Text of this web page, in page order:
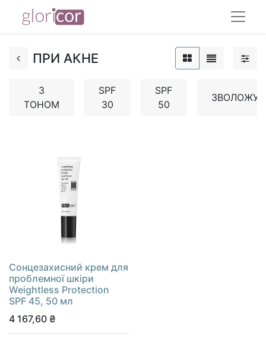
ПРИ АКНЕ
З
ТОНОМ
SPF
30
SPF
50
Сонцезахисний крем для
проблемної шкіри
Weightless Protection
SPF 45, 50 мл
4 167,60 ₴